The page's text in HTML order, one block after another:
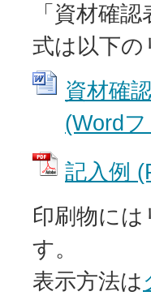
「資材確
式は以下
資材確
(Word
記入例
印刷物に
す。
表示方法は